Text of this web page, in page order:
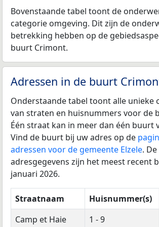
Bovenstaande tabel toont de
categorie omgeving. Dit zijn de
betrekking hebben op de
buurt Crimont.
Adressen in de buurt
Onderstaande tabel toont alle unieke
van straten en huisnummers voor de
Één straat kan in meer dan één buurt
Vind de buurt bij uw adres op de
adressen voor de gemeente Elzele. De
adresgegevens zijn het meest recent
januari 2026.
Straatnaam Huisnummer(s)
Camp et Haie
1 - 9